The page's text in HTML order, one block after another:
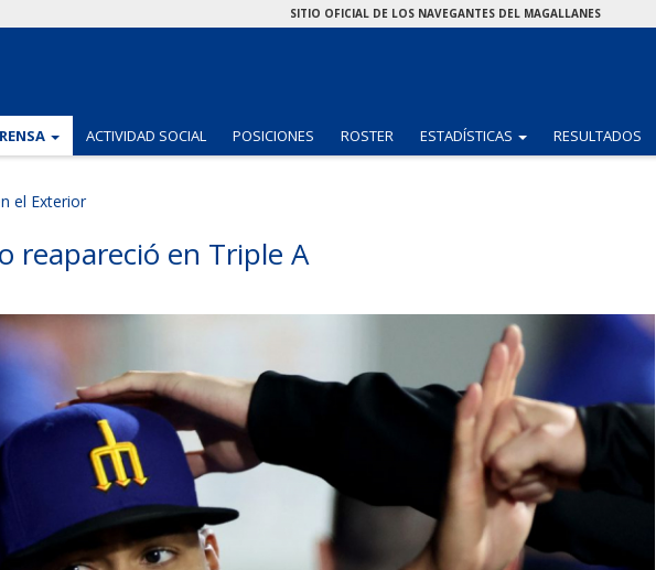
SITIO OFICIAL DE LOS NAVEGANTES DEL MAGALLANES
(CURRENT)
ACTIVIDAD SOCIAL POSICIONES ROSTER ESTADÍSTICAS (CURRENT)
RESULTADOS
el Exterior
reapareció en Triple A